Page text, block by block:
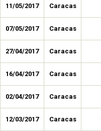
11/05/2017 Caracas
07/05/2017 Caracas
27/04/2017 Caracas
16/04/2017 Caracas
02/04/2017 Caracas
12/03/2017 Caracas